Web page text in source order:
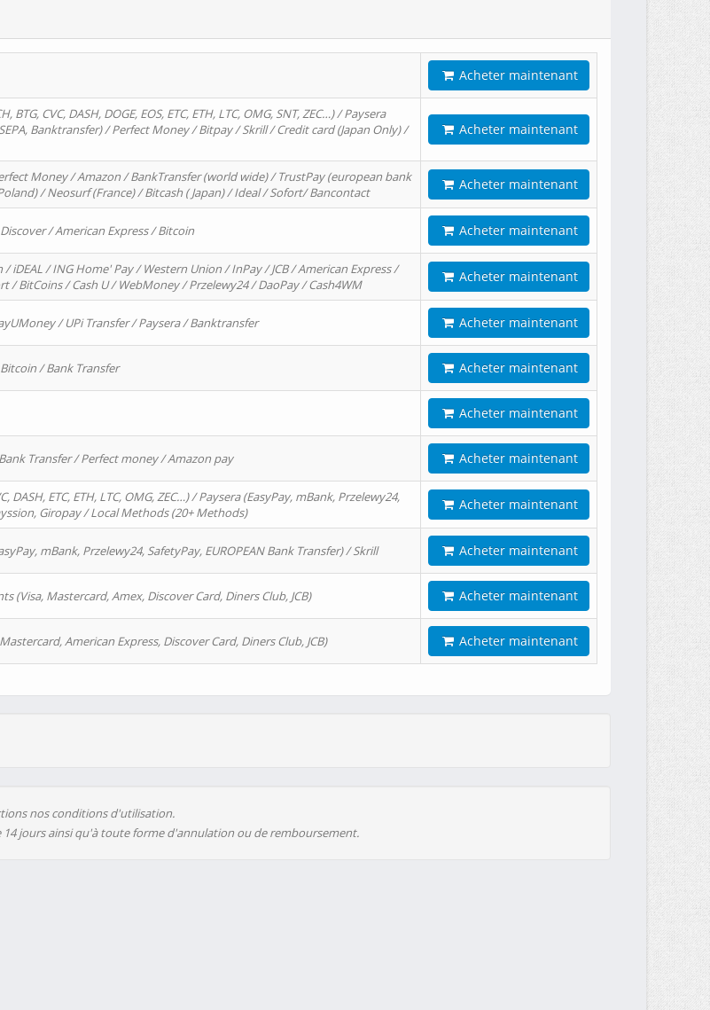
Acheter maintenant
CVC, DASH, DOGE, EOS, ETC, ETH, LTC, OMG, SNT, ZEC…) / Paysera
Banktransfer) / Perfect Money / Bitpay / Skrill / Credit card (Japan Only) /
Acheter maintenant
Money / Amazon / BankTransfer (world wide) / TrustPay (european bank
/ Neosurf (France) / Bitcash ( Japan) / Ideal / Sofort/ Bancontact
Acheter maintenant
/ American Express / Bitcoin Acheter maintenant
iDEAL / ING Home' Pay / Western Union / InPay / JCB / American Express /
/ BitCoins / Cash U / WebMoney / Przelewy24 / DaoPay / Cash4WM
Acheter maintenant
/ UPi Transfer / Paysera / Banktransfer Acheter maintenant
/ Bank Transfer Acheter maintenant
Acheter maintenant
Transfer / Perfect money / Amazon pay Acheter maintenant
DASH, ETC, ETH, LTC, OMG, ZEC…) / Paysera (EasyPay, mBank, Przelewy24,
Giropay / Local Methods (20+ Methods)
Acheter maintenant
mBank, Przelewy24, SafetyPay, EUROPEAN Bank Transfer) / Skrill Acheter maintenant
(Visa, Mastercard, Amex, Discover Card, Diners Club, JCB) Acheter maintenant
American Express, Discover Card, Diners Club, JCB) Acheter maintenant
nos conditions d'utilisation.
jours ainsi qu'à toute forme d'annulation ou de remboursement.